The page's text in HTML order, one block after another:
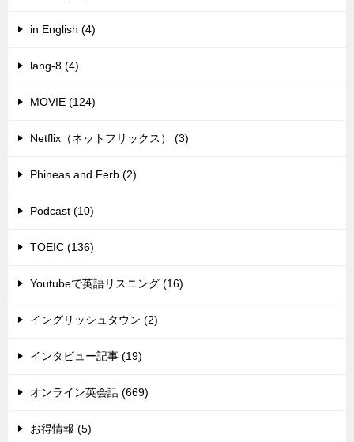
in English (4)
lang-8 (4)
MOVIE (124)
Netflix（ネットフリックス） (3)
Phineas and Ferb (2)
Podcast (10)
TOEIC (136)
Youtubeで英語リスニング (16)
イングリッシュタウン (2)
インタビュー記事 (19)
オンライン英会話 (669)
お得情報 (5)